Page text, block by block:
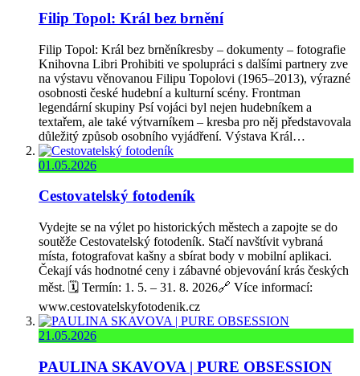
Filip Topol: Král bez brnění
Filip Topol: Král bez brněníkresby – dokumenty – fotografie
Knihovna Libri Prohibiti ve spolupráci s dalšími partnery zve
na výstavu věnovanou Filipu Topolovi (1965–2013), výrazné
osobnosti české hudební a kulturní scény. Frontman
legendární skupiny Psí vojáci byl nejen hudebníkem a
textařem, ale také výtvarníkem – kresba pro něj představovala
důležitý způsob osobního vyjádření. Výstava Král…
01.05.2026
Cestovatelský fotodeník
Vydejte se na výlet po historických městech a zapojte se do
soutěže Cestovatelský fotodeník. Stačí navštívit vybraná
místa, fotografovat kašny a sbírat body v mobilní aplikaci.
Čekají vás hodnotné ceny i zábavné objevování krás českých
měst. 🗓️ Termín: 1. 5. – 31. 8. 2026🔗 Více informací:
www.cestovatelskyfotodenik.cz
21.05.2026
PAULINA SKAVOVA | PURE OBSESSION